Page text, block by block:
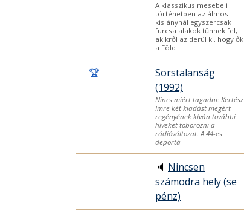
A klasszikus mesebeli
történetben az álmos
kislánynál egyszercsak
furcsa alakok tűnnek fel,
akikről az derül ki, hogy ők
a Föld
🏆
Sorstalanság
(1992)
Nincs miért tagadni: Kertész
Imre két kiadást megért
regényének kíván további
híveket toborozni a
rádióváltozat. A 44-es
deportá
🔈 Nincsen
számodra hely (se
pénz)